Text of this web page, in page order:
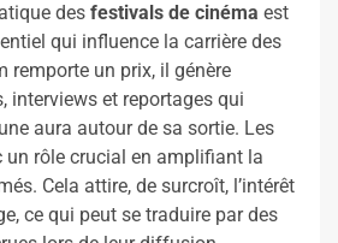
des festivals de cinéma est
qui influence la carrière des
remporte un prix, il génère
interviews et reportages qui
aura autour de sa sortie. Les
un rôle crucial en amplifiant la
Cela attire, de surcroît, l’intérêt
ce qui peut se traduire par des